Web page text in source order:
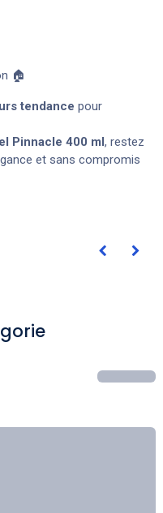
🏠
tendance pour
Pinnacle 400 ml , restez
et sans compromis